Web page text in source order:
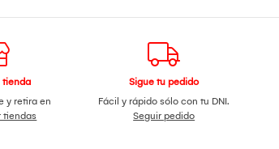
tienda
y retira en
tiendas
Sigue tu pedido
Fácil y rápido sólo con tu DNI.
Seguir pedido